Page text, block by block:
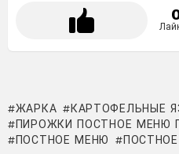
ЖАРКА КАРТОФЕЛЬНЫЕ
ПИРОЖКИ ПОСТНОЕ МЕНЮ
ПОСТНОЕ МЕНЮ